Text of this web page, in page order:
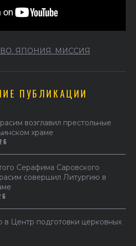
ЯПОНИЯ. МИССИЯ
ПУБЛИКАЦИИ
возглавил престольные
храме
Серафима Саровского
совершил Литургию в
в Центр подготовки церковных